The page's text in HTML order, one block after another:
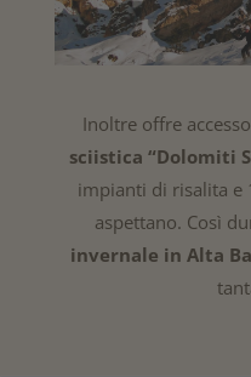
Inoltre offre accesso
sciistica “Dolomiti
impianti di risalita e
aspettano. Così
invernale in Alta